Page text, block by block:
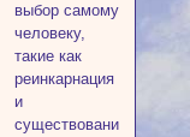
выбор самому
человеку,
такие как
реинкарнация
и
существование